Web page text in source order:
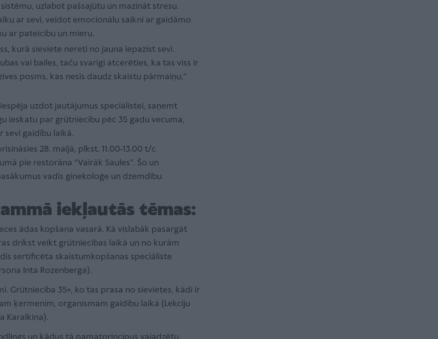
uzlabot pašsajūtu un mazināt stresu.
ar sevi, veidot emocionālu saikni ar gaidāmo
ar pateicību un mieru.
kurā sieviete nereti no jauna iepazīst sevi.
vai bailes, taču svarīgi atcerēties, ka tas viss ir
posms, kas nesīs daudz skaistu pārmaiņu,”
uzdot jautājumus speciālistei, saņemt
ieskatu par grūtniecību pēc 35 gadu vecuma,
sevi gaidību laikā.
28. maijā, plkst. 11.00-13.00 t/c
pie restorāna “Vairāk Saules”. Šo un
vadīs ginekoloģe un dzemdību
iekļautās tēmas:
ādas kopšana vasarā. Kā vislabāk pasargāt
drīkst veikt grūtniecības laikā un no kurām
sertificēta skaistumkopšanas speciāliste
Inta Rozenberga).
Grūtniecība 35+, ko tas prasa no sievietes, kādi ir
ķermenim, organismam gaidību laikā (Lekciju
Karalkina).